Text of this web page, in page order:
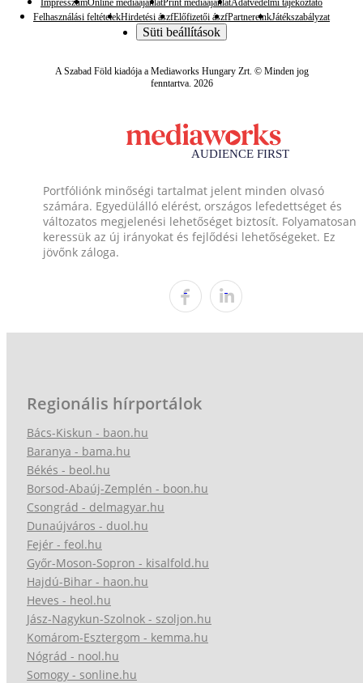
Felhasználási feltételekHirdetési ászfElőfizetői ászfPartnereinkJátékszabályzat
Süti beállítások
A Szabad Föld kiadója a Mediaworks Hungary Zrt. © Minden jog
fenntartva. 2026
Portfóliónk minőségi tartalmat jelent minden olvasó
számára. Egyedülálló elérést, országos lefedettséget és
változatos megjelenési lehetőséget biztosít. Folyamatosan
keressük az új irányokat és fejlődési lehetőségeket. Ez
jövőnk záloga.
Regionális hírportálok
Bács-Kiskun - baon.hu
Baranya - bama.hu
Békés - beol.hu
Borsod-Abaúj-Zemplén - boon.hu
Csongrád - delmagyar.hu
Dunaújváros - duol.hu
Fejér - feol.hu
Győr-Moson-Sopron - kisalfold.hu
Hajdú-Bihar - haon.hu
Heves - heol.hu
Jász-Nagykun-Szolnok - szoljon.hu
Komárom-Esztergom - kemma.hu
Nógrád - nool.hu
Somogy - sonline.hu